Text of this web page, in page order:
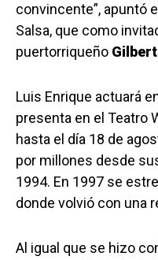
convincente”, apuntó
Salsa, que como
puertorriqueño
Luis Enrique actuará
presenta en el Teatro
hasta el día 18 de
por millones desde
1994. En 1997 se
donde volvió con una
Al igual que se hizo